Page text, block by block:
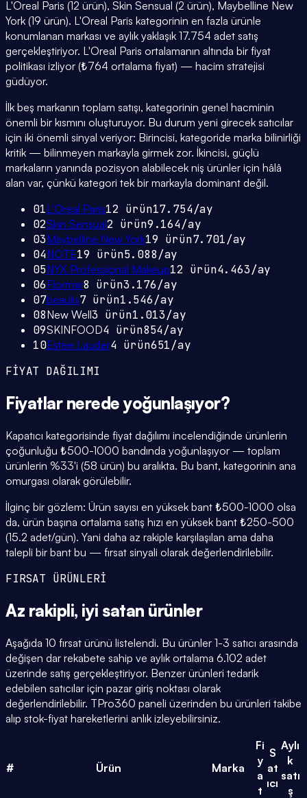
L'Oreal Paris (12 ürün), Skin Sensual (2 ürün), Maybelline New
York (19 ürün). L'Oreal Paris kategorinin en fazla ürünle
konumlanan markası ve aylık yaklaşık 17.754 adet satış
gerçekleştiriyor. L'Oreal Paris ortalamanın altında bir fiyat
politikası izliyor (₺764 ortalama fiyat) — hacim stratejisi
güdüyor.
İlk beş markanın toplam satışı, kategorinin genel hacminin
önemli bir kısmını oluşturuyor. Bu durum yeni girecek satıcılar
için iki önemli sinyal veriyor: Birincisi, kategoride marka bilinirliği
kritik — bilinmeyen markayla girmek zor. İkincisi, güçlü
markaların yanında pozisyon alabilecek niş ürünler için hâlâ
alan var, çünkü kategori tek bir markayla dominant değil.
01L'Oreal Paris12 ürün17.754/ay
02Skin Sensual2 ürün9.164/ay
03Maybelline New York19 ürün7.701/ay
04NOTE19 ürün5.088/ay
05NYX Professional Makeup12 ürün4.463/ay
06Flormar8 ürün3.176/ay
07beaulis7ürün1.546/ay
08New Well3 ürün1.013/ay
09SKINFOOD4 ürün854/ay
10Estee Lauder4 ürün651/ay
FİYAT DAĞILIMI
Fiyatlar nerede yoğunlaşıyor?
Kapatıcı kategorisinde fiyat dağılımı incelendiğinde ürünlerin
çoğunluğu ₺500-1000 bandında yoğunlaşıyor — toplam
ürünlerin %33'i (58 ürün) bu aralıkta. Bu bant, kategorinin ana
omurgası olarak görülebilir.
İlginç bir gözlem: Ürün sayısı en yüksek bant ₺500-1000 olsa
da, ürün başına ortalama satış hızı en yüksek bant ₺250-500
(15.2 adet/gün). Yani daha az rakiple karşılaşılan ama daha
talepli bir bant bu — fırsat sinyali olarak değerlendirilebilir.
FIRSAT ÜRÜNLERİ
Az rakipli, iyi satan ürünler
Aşağıda 10 fırsat ürünü listelendi. Bu ürünler 1-3 satıcı arasında
değişen dar rekabete sahip ve aylık ortalama 6.102 adet
üzerinde satış gerçekleştiriyor. Benzer ürünleri tedarik
edebilen satıcılar için pazar giriş noktası olarak
değerlendirilebilir. TPro360 paneli üzerinden bu ürünleri takibe
alıp stok-fiyat hareketlerini anlık izleyebilirsiniz.
# Ürün Marka
Fi
y
a
t
S
at
ıcı
Aylı
k
satı
ş